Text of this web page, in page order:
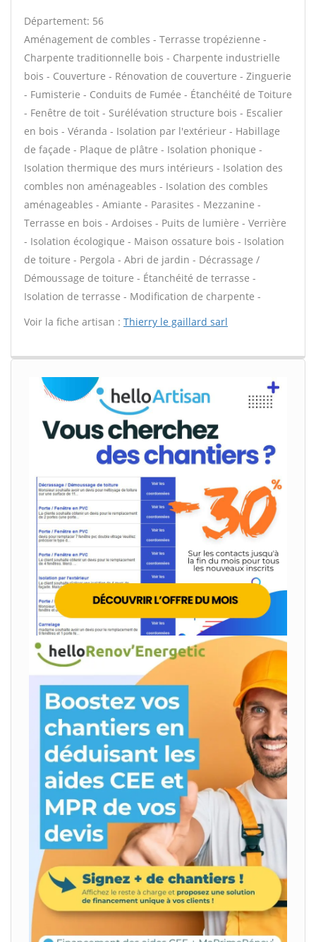
Département: 56
Aménagement de combles - Terrasse tropézienne -
Charpente traditionnelle bois - Charpente industrielle
bois - Couverture - Rénovation de couverture - Zinguerie
- Fumisterie - Conduits de Fumée - Étanchéité de Toiture
- Fenêtre de toit - Surélévation structure bois - Escalier
en bois - Véranda - Isolation par l'extérieur - Habillage
de façade - Plaque de plâtre - Isolation phonique -
Isolation thermique des murs intérieurs - Isolation des
combles non aménageables - Isolation des combles
aménageables - Amiante - Parasites - Mezzanine -
Terrasse en bois - Ardoises - Puits de lumière - Verrière
- Isolation écologique - Maison ossature bois - Isolation
de toiture - Pergola - Abri de jardin - Décrassage /
Démoussage de toiture - Étanchéité de terrasse -
Isolation de terrasse - Modification de charpente -
Voir la fiche artisan : Thierry le gaillard sarl